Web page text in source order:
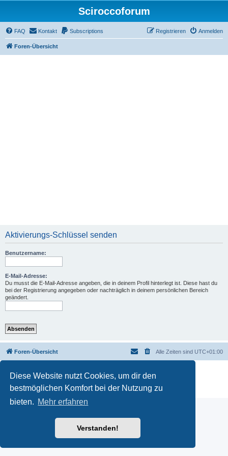
Diese Website nutzt Cookies, um dir den
bestmöglichen Komfort bei der Nutzung zu
bieten. Mehr erfahren
Verstanden!
Sciroccoforum
FAQ Kontakt Subscriptions Anmelden
Registrieren
Foren-Übersicht
Aktivierungs-Schlüssel senden
Benutzername:
E-Mail-Adresse:
Du musst die E-Mail-Adresse angeben, die in deinem Profil hinterlegt ist. Diese hast du
bei der Registrierung angegeben oder nachträglich in deinem persönlichen Bereich
geändert.
Foren-Übersicht Alle Zeiten sind UTC+01:00
Deutsche Übersetzung durchphpBB.de
Datenschutz|Nutzungsbedingungen